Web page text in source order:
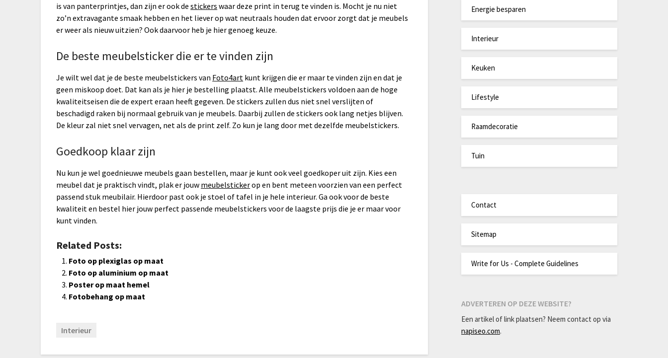
is van panterprintjes, dan zijn er ook destickers waar deze print in terug te vinden is. Mocht je nu niet
zo’n extravagante smaak hebben en het liever op wat neutraals houden dat ervoor zorgt dat je meubels
er weer als nieuw uitzien? Ook daarvoor heb je hier genoeg keuze.
De beste meubelsticker die er te vinden zijn
Je wilt wel dat je de beste meubelstickers van Foto4art kunt krijgen die er maar te vinden zijn en dat je
geen miskoop doet. Dat kan als je hier je bestelling plaatst. Alle meubelstickers voldoen aan de hoge
kwaliteitseisen die de expert eraan heeft gegeven. De stickers zullen dus niet snel verslijten of
beschadigd raken bij normaal gebruik van je meubels. Daarbij zullen de stickers ook lang netjes blijven.
De kleur zal niet snel vervagen, net als de print zelf. Zo kun je lang door met dezelfde meubelstickers.
Goedkoop klaar zijn
Nu kun je wel goednieuwe meubels gaan bestellen, maar je kunt ook veel goedkoper uit zijn. Kies een
meubel dat je praktisch vindt, plak er jouw meubelstickerop en bent meteen voorzien van een perfect
passend stuk meubilair. Hierdoor past ook je stoel of tafel in je hele interieur. Ga ook voor de beste
kwaliteit en bestel hier jouw perfect passende meubelstickers voor de laagste prijs die je er maar voor
kunt vinden.
Related Posts:
Foto op plexiglas op maat
Foto op aluminium op maat
Poster op maat hemel
Fotobehang op maat
Interieur
Energie besparen
Interieur
Keuken
Lifestyle
Raamdecoratie
Tuin
Contact
Sitemap
Write for Us - Complete Guidelines
ADVERTEREN OP DEZE WEBSITE?
Een artikel of link plaatsen? Neem contact op via
napiseo.com.